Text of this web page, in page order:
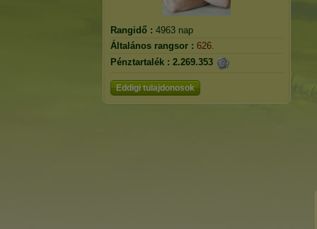
Rangidő : 4963 nap
Általános rangsor : 626.
Pénztartalék : 2.269.353
Eddigi tulajdonosok